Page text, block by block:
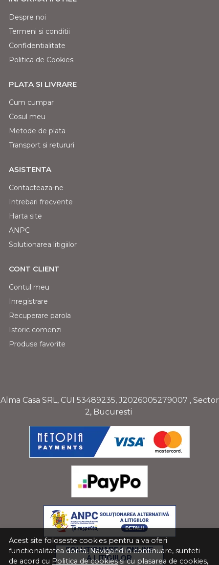
Acest site foloseste cookies pentru a va oferi
functionalitatea dorita. Navigand in continuare, sunteti
de acord cu Politica de cookiessi cu plasarea de cookies,
Despre noi
Termeni si conditii
Confidentialitate
Politica de Cookies
PLATA SI LIVRARE
Cum cumpar
Cosul meu
Metode de plata
Transport si retururi
ASISTENTA
Contacteaza-ne
Intrebari frecvente
Harta site
ANPC
Solutionarea litigiilor
CONT CLIENT
Contul meu
Inregistrare
Recuperare parola
Istoric comenzi
Produse favorite
Alma Casa SRL, CUI 53489235, J2026005279007 , Sector
2, Bucuresti